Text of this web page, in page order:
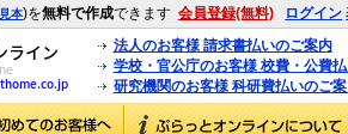
見本)を無料で作成できます 会員登録(無料) ログイン
法人のお客様 請求書払いのご案内
学校・官公庁のお客様 校費・公費
研究機関のお客様 科研費払いのご